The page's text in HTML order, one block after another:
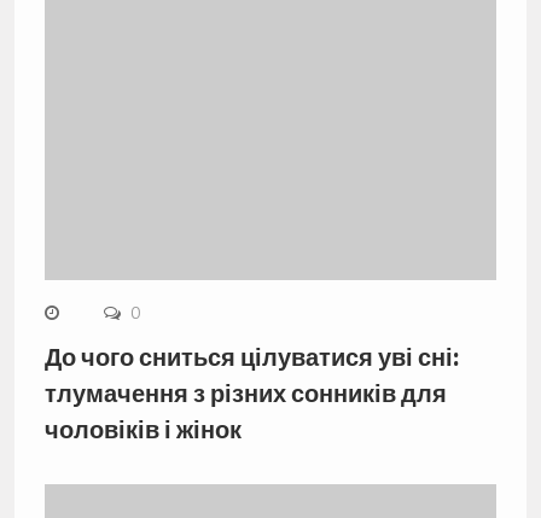
0
До чого сниться цілуватися уві сні:
тлумачення з різних сонників для
чоловіків і жінок